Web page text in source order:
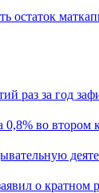
остаток
раз за год
во втором
о кратном